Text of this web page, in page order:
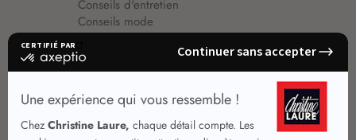
Conseils d'entretien
Conseils mode
Guide vêtements